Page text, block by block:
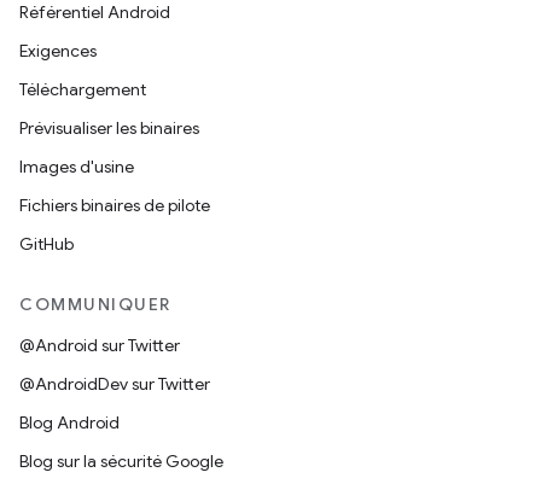
Référentiel Android
Exigences
Téléchargement
Prévisualiser les binaires
Images d'usine
Fichiers binaires de pilote
GitHub
COMMUNIQUER
@Android sur Twitter
@AndroidDev sur Twitter
Blog Android
Blog sur la sécurité Google